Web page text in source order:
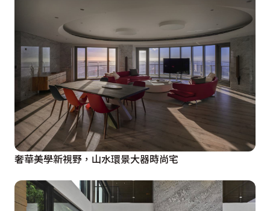
奢華美學新視野，山水環景大器時尚宅